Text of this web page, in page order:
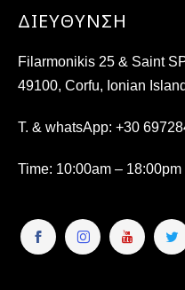
ΔΙΕΎΘΥΝΣΗ
Filarmonikis 25 & Saint
49100, Corfu, Ionian
T. & whatsApp: +30
Time: 10:00am – 18:00pm